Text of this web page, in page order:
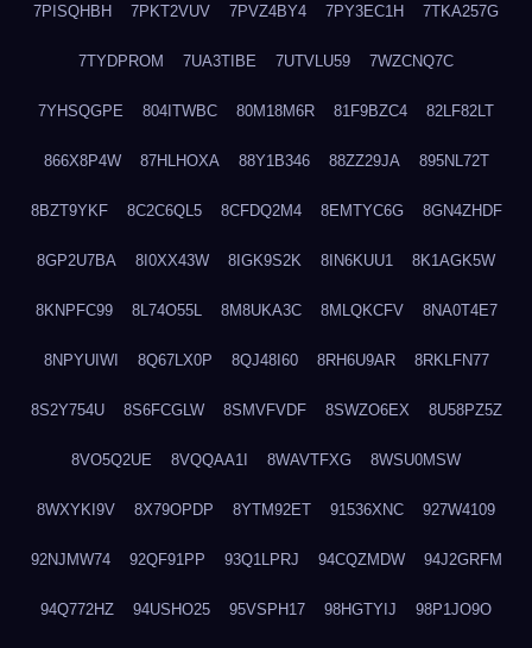
7PISQHBH 7PKT2VUV 7PVZ4BY4 7PY3EC1H 7TKA257G
7TYDPROM 7UA3TIBE 7UTVLU59 7WZCNQ7C
7YHSQGPE 804ITWBC 80M18M6R 81F9BZC4 82LF82LT
866X8P4W 87HLHOXA 88Y1B346 88ZZ29JA 895NL72T
8BZT9YKF 8C2C6QL5 8CFDQ2M4 8EMTYC6G 8GN4ZHDF
8GP2U7BA 8I0XX43W 8IGK9S2K 8IN6KUU1 8K1AGK5W
8KNPFC99 8L74O55L 8M8UKA3C 8MLQKCFV 8NA0T4E7
8NPYUIWI 8Q67LX0P 8QJ48I60 8RH6U9AR 8RKLFN77
8S2Y754U 8S6FCGLW 8SMVFVDF 8SWZO6EX 8U58PZ5Z
8VO5Q2UE 8VQQAA1I 8WAVTFXG 8WSU0MSW
8WXYKI9V 8X79OPDP 8YTM92ET 91536XNC 927W4109
92NJMW74 92QF91PP 93Q1LPRJ 94CQZMDW 94J2GRFM
94Q772HZ 94USHO25 95VSPH17 98HGTYIJ 98P1JO9O